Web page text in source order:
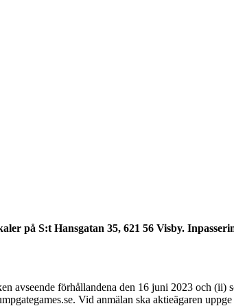
på S:t Hansgatan 35, 621 56 Visby.
avseende förhållandena den 16 juni 2023 och (ii)
Vid anmälan ska aktieägaren